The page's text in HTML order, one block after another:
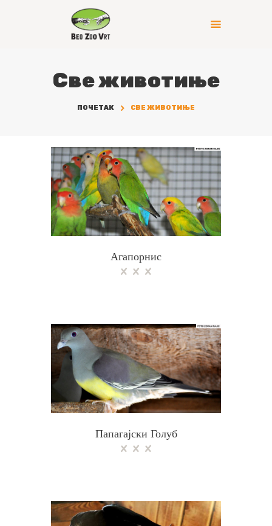
Све животиње
ПОЧЕТАК СВЕ ЖИВОТИЊЕ
Агапорнис
Папагајски Голуб